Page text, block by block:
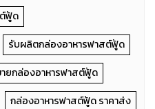
ฟู้ด
รับผลิตกล่องอาหารฟาสต์ฟู้ด
ยกล่องอาหารฟาสต์ฟู้ด
กล่องอาหารฟาสต์ฟู้ด ราคาส่ง